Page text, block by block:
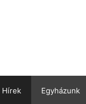
Hírek Egyházunk